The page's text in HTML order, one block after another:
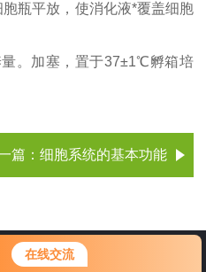
在线交流
欢迎前来咨询，很高兴为您
请问您要咨询什么问题呢？
瓶平放，使消化液*覆盖细胞
。加塞，置于37±1℃孵箱培
篇： 细胞系统的基本功能